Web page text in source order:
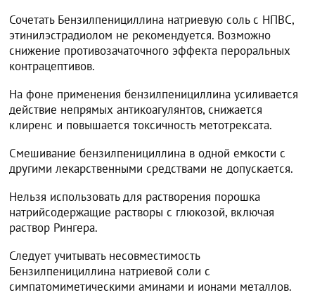
Сочетать Бензилпенициллина натриевую соль с НПВС,
этинилэстрадиолом не рекомендуется. Возможно
снижение противозачаточного эффекта пероральных
контрацептивов.
На фоне применения бензилпенициллина усиливается
действие непрямых антикоагулянтов, снижается
клиренс и повышается токсичность метотрексата.
Смешивание бензилпенициллина в одной емкости с
другими лекарственными средствами не допускается.
Нельзя использовать для растворения порошка
натрийсодержащие растворы с глюкозой, включая
раствор Рингера.
Следует учитывать несовместимость
Бензилпенициллина натриевой соли с
симпатомиметическими аминами и ионами металлов.